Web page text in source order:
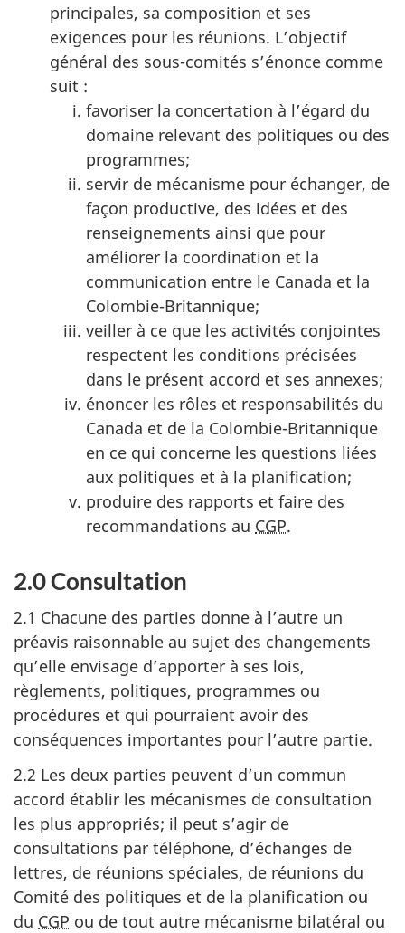
principales, sa composition et ses
exigences pour les réunions. L’objectif
général des sous-comités s’énonce comme
suit :
favoriser la concertation à l’égard du
domaine relevant des politiques ou des
programmes;
servir de mécanisme pour échanger, de
façon productive, des idées et des
renseignements ainsi que pour
améliorer la coordination et la
communication entre le Canada et la
Colombie-Britannique;
veiller à ce que les activités conjointes
respectent les conditions précisées
dans le présent accord et ses annexes;
énoncer les rôles et responsabilités du
Canada et de la Colombie-Britannique
en ce qui concerne les questions liées
aux politiques et à la planification;
produire des rapports et faire des
recommandations au CGP.
2.0 Consultation
2.1 Chacune des parties donne à l’autre un
préavis raisonnable au sujet des changements
qu’elle envisage d’apporter à ses lois,
règlements, politiques, programmes ou
procédures et qui pourraient avoir des
conséquences importantes pour l’autre partie.
2.2 Les deux parties peuvent d’un commun
accord établir les mécanismes de consultation
les plus appropriés; il peut s’agir de
consultations par téléphone, d’échanges de
lettres, de réunions spéciales, de réunions du
Comité des politiques et de la planification ou
du CGP ou de tout autre mécanisme bilatéral ou